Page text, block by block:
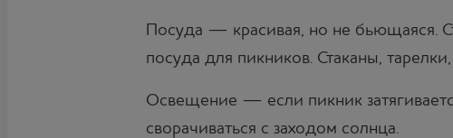
Посуда — красивая, но не бьющаяся.
посуда для пикников. Стаканы,
Освещение — если пикник
сворачиваться с заходом солнца.